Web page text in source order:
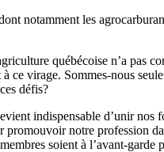
notamment les
québécoise n’a pas
ce virage. Sommes-nous
défis?
indispensable d’unir
notre profession
soient à l’avant-garde